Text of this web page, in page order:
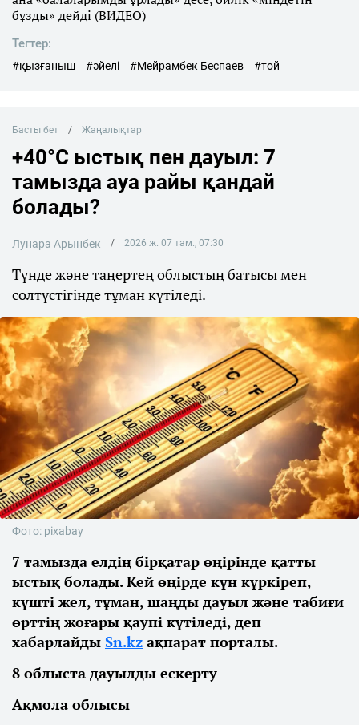
бұзды» дейді (ВИДЕО)
Тегтер:
#қызғаныш #әйелі #Мейрамбек Беспаев #той
Басты бет Жаңалықтар
+40°C ыстық пен дауыл: 7
тамызда ауа райы қандай
болады?
Лунара Арынбек 2026 ж. 07 там., 07:30
Түнде және таңертең облыстың батысы мен
солтүстігінде тұман күтіледі.
Фото: pixabay
7 тамызда елдің бірқатар өңірінде қатты
ыстық болады. Кей өңірде күн күркіреп,
күшті жел, тұман, шаңды дауыл және табиғи
өрттің жоғары қаупі күтіледі, деп
хабарлайды Sn.kz ақпарат порталы.
8 облыста дауылды ескерту
Ақмола облысы